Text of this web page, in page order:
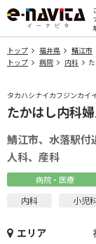
トップ 福井県 鯖江市
トップ
病院 内科
タカハシナイカフジンカイ
たかはし内科
鯖江市、水落駅付
人科、産科
病院・医療
内科 小児
エリア